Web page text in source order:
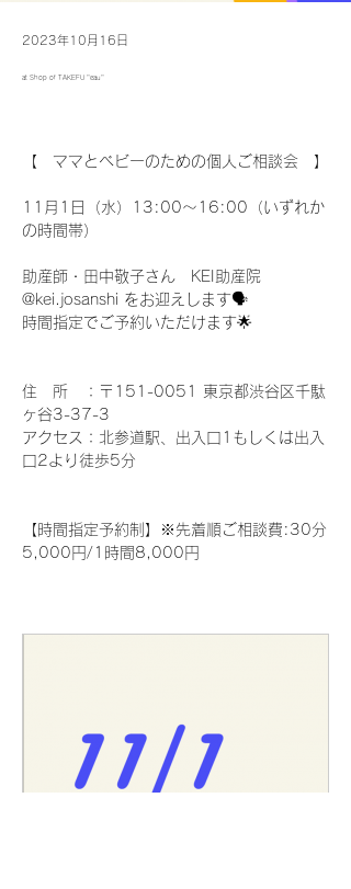
2023年10月16日
at Shop of TAKEFU "eau"
【　ママとベビーのための個人ご相談会　】
11月1日（水）13:00〜16:00（いずれか
の時間帯）
助産師・田中敬子さん　KEI助産院
@kei.josanshi をお迎えします🗣️
時間指定でご予約いただけます🌟
住　所　：〒151-0051 東京都渋谷区千駄
ヶ谷3-37-3
アクセス：北参道駅、出入口1もしくは出入
口2より徒歩5分
【時間指定予約制】※先着順ご相談費:30分
5,000円/1時間8,000円